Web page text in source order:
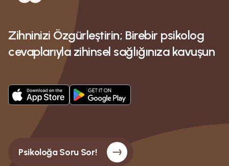
Zihninizi Özgürleştirin; Birebir psikolog
cevaplarıyla zihinsel sağlığınıza kavuşun
Psikoloğa Soru Sor!